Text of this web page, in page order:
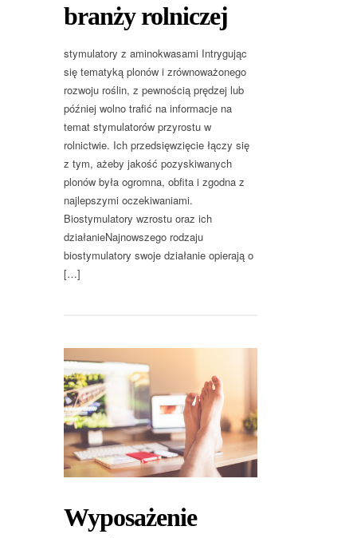
branży rolniczej
stymulatory z aminokwasami Intrygując
się tematyką plonów i zrównoważonego
rozwoju roślin, z pewnością prędzej lub
później wolno trafić na informacje na
temat stymulatorów przyrostu w
rolnictwie. Ich przedsięwzięcie łączy się
z tym, ażeby jakość pozyskiwanych
plonów była ogromna, obfita i zgodna z
najlepszymi oczekiwaniami.
Biostymulatory wzrostu oraz ich
działanieNajnowszego rodzaju
biostymulatory swoje działanie opierają o
[…]
Wyposażenie